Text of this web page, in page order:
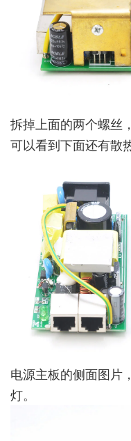
拆掉上面的两个螺丝
可以看到下面还有散
电源主板的侧面图片
灯。